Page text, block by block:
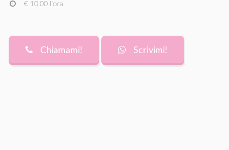
€ 10.00 l'ora
Chiamami! Scrivimi!